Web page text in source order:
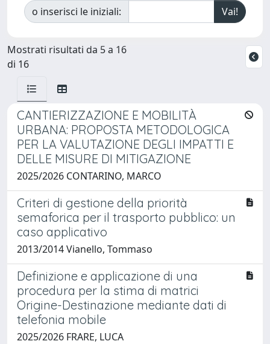
o inserisci le iniziali:
Mostrati risultati da 5 a 16
di 16
CANTIERIZZAZIONE E MOBILITÀ
URBANA: PROPOSTA METODOLOGICA
PER LA VALUTAZIONE DEGLI IMPATTI E
DELLE MISURE DI MITIGAZIONE
2025/2026 CONTARINO, MARCO
Criteri di gestione della priorità
semaforica per il trasporto pubblico: un
caso applicativo
2013/2014 Vianello, Tommaso
Definizione e applicazione di una
procedura per la stima di matrici
Origine-Destinazione mediante dati di
telefonia mobile
2025/2026 FRARE, LUCA